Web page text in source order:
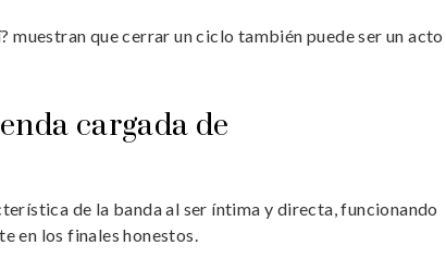
muestran que cerrar un ciclo también puede ser un acto
cargada de
de la banda al ser íntima y directa, funcionando
en los finales honestos.